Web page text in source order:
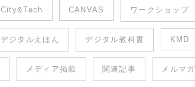
City&Tech CANVAS ワークショップ
デジタルえほん デジタル教科書 KMD
メディア掲載 関連記事 メルマガ